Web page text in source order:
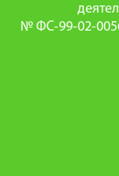
№ ФС-99-02-